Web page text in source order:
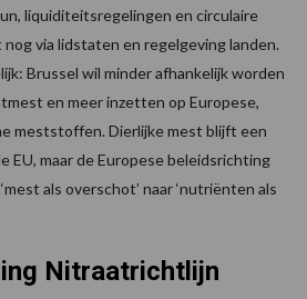
liquiditeitsregelingen en circulaire
nog via lidstaten en regelgeving landen.
Brussel wil minder afhankelijk worden
en meer inzetten op Europese,
meststoffen. Dierlijke mest blijft een
EU, maar de Europese beleidsrichting
als overschot’ naar ‘nutriënten als
Nitraatrichtlijn